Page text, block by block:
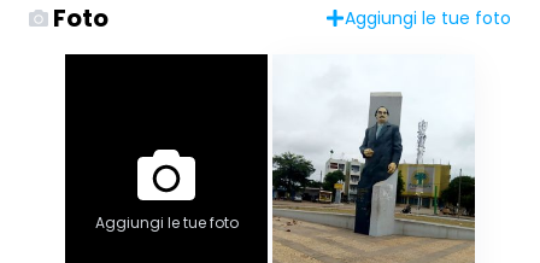
Foto Aggiungi le tue foto
Aggiungi le tue foto